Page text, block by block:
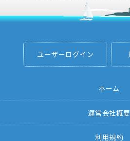
ユーザーログイン
ホーム
運営会社概要
利用規約